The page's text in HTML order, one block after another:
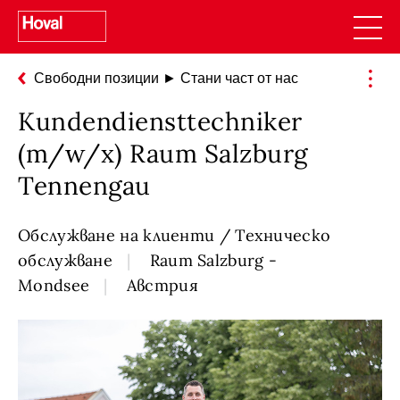
Свободни позиции ► Стани част от нас
Kundendiensttechniker
(m/w/x) Raum Salzburg
Tennengau
Обслужване на клиенти / Техническо
обслужване
Raum Salzburg -
Mondsee
Австрия